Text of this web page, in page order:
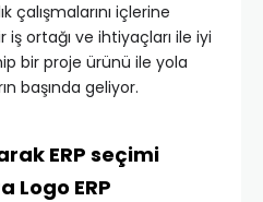
çalışmalarını içlerine
ortağı ve ihtiyaçları ile iyi
bir proje ürünü ile yola
başında geliyor.
ERP seçimi
ERP